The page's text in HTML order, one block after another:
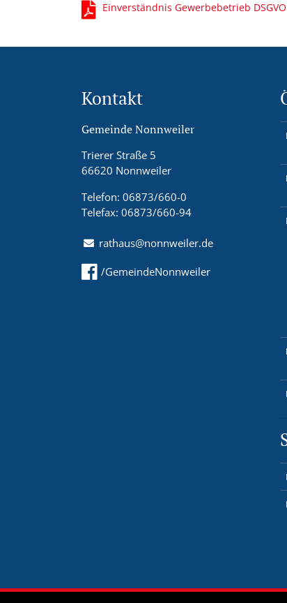
Einverständnis Gewerbebetrieb DSGVO
Kontakt
Gemeinde Nonnweiler
Trierer Straße 5
66620 Nonnweiler
Telefon: 06873/660-0
Telefax: 06873/660-94
rathaus@nonnweiler.de
/GemeindeNonnweiler